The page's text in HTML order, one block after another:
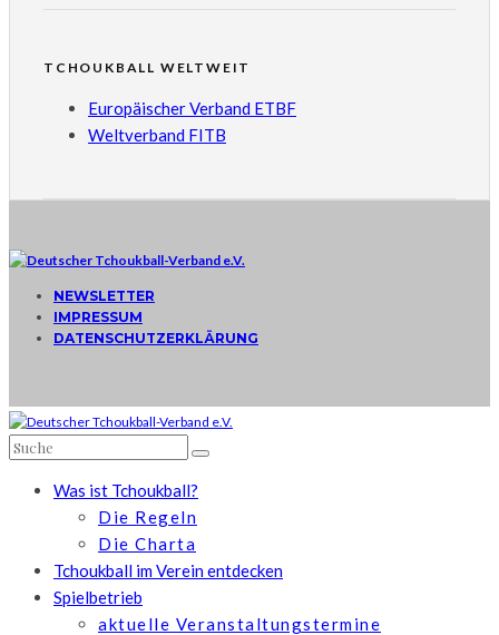
TCHOUKBALL WELTWEIT
Europäischer Verband ETBF
Weltverband FITB
NEWSLETTER
IMPRESSUM
DATENSCHUTZERKLÄRUNG
Was ist Tchoukball?
Die Regeln
Die Charta
Tchoukball im Verein entdecken
Spielbetrieb
aktuelle Veranstaltungstermine